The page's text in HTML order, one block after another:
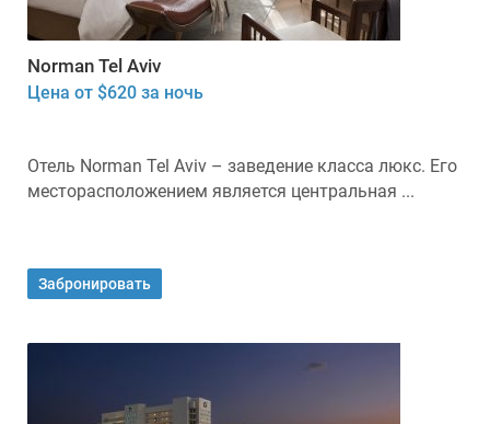
Norman Tel Aviv
Цена от $620 за ночь
Отель Norman Tel Aviv – заведение класса люкс. Его
месторасположением является центральная ...
Забронировать